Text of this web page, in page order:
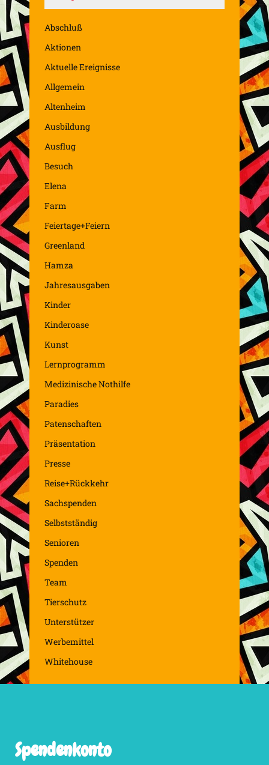
Abschluß
Aktionen
Aktuelle Ereignisse
Allgemein
Altenheim
Ausbildung
Ausflug
Besuch
Elena
Farm
Feiertage+Feiern
Greenland
Hamza
Jahresausgaben
Kinder
Kinderoase
Kunst
Lernprogramm
Medizinische Nothilfe
Paradies
Patenschaften
Präsentation
Presse
Reise+Rückkehr
Sachspenden
Selbstständig
Senioren
Spenden
Team
Tierschutz
Unterstützer
Werbemittel
Whitehouse
Spendenkonto